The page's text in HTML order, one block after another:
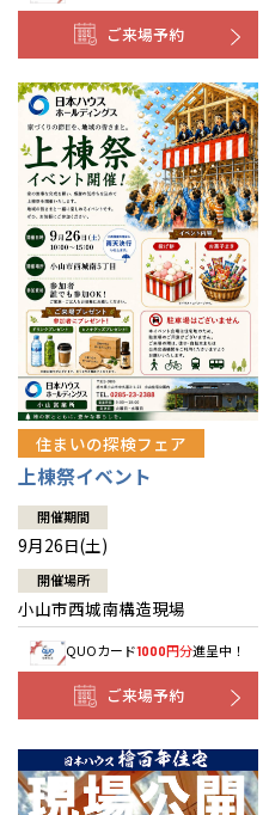
ご来場予約
住まいの探検フェア
上棟祭イベント
開催期間
9月26日(土)
開催場所
小山市西城南構造現場
QUOカード1000円分進呈中！
ご来場予約